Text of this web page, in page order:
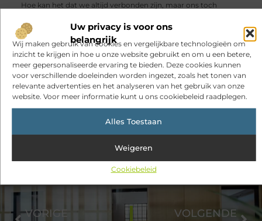
Uw privacy is voor ons
belangrijk
Wij maken gebruik van cookies en vergelijkbare technologieën om
inzicht te krijgen in hoe u onze website gebruikt en om u een betere,
meer gepersonaliseerde ervaring te bieden. Deze cookies kunnen
voor verschillende doeleinden worden ingezet, zoals het tonen van
relevante advertenties en het analyseren van het gebruik van onze
website. Voor meer informatie kunt u ons cookiebeleid raadplegen.
Alles Toestaan
Weigeren
Cookiebeleid
Hoe kan het dat we altijd verbonden zijn, maar ons toch
Sitcon: slimme beveiligingsoplossingen met kennis uit de
praktijk
Oman vakantie tips voor een onvergetelijke rondreis
Een uitdagend avontuur in een authentieke melkstal
Fysiotherapie Haarlem: gericht werken aan herstel en beter
Veelgemaakte fouten bij het beveiligen van schuren, garages
VORIGE VOLGENDE